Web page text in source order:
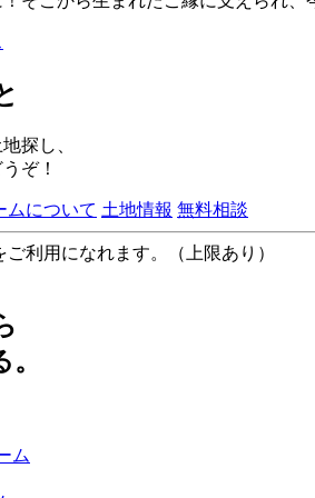
探し、
ぞ！
ムについて 土地情報 無料相談
利用になれます。（上限あり）
ム